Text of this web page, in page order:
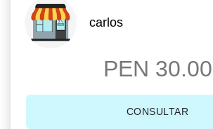
carlos
PEN 30.00
CONSULTAR